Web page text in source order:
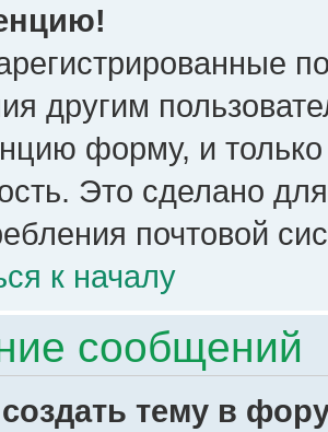
другим
форму, и
Это сделано
почтовой
к началу
сообщений
тему в